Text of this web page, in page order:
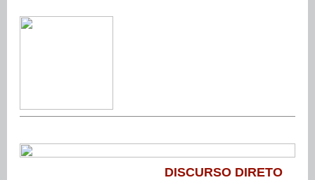
DISCURSO DIRETO